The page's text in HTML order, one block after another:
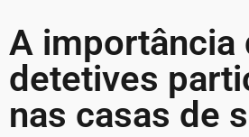
A importância
detetives
nas casas de